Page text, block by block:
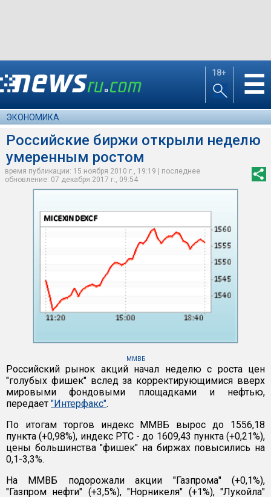
18+ ☰
ЭКОНОМИКА
Российские биржи открыли неделю
умеренным ростом
время публикации: 15 ноября 2010 г., 19:19 | последнее
обновление: 07 декабря 2017 г., 09:54
ММВБ
Российский рынок акций начал неделю с роста цен
"голубых фишек" вслед за корректирующимися вверх
мировыми фондовыми площадками и нефтью,
передает "Интерфакс".
По итогам торгов индекс ММВБ вырос до 1556,18
пункта (+0,98%), индекс РТС - до 1609,43 пункта (+0,21%),
цены большинства "фишек" на биржах повысились на
0,1-3,3%.
На ММВБ подорожали акции "Газпрома" (+0,1%),
"Газпром нефти" (+3,5%), "Норникеля" (+1%), "Лукойла"